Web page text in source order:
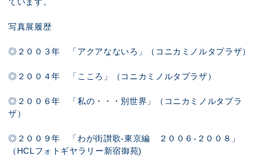
写真展履歴
◎２００３年 「アクアなないろ」（コニカミノルタプラザ）
◎２００４年 「こころ」（コニカミノルタプラザ）
◎２００６年 「私の・・・別世界」（コニカミノルタプラ
ザ）
◎２００９年 「わが街讃歌-東京編 ２００６-２００８」
（HCLフォトギヤラリー新宿御苑)